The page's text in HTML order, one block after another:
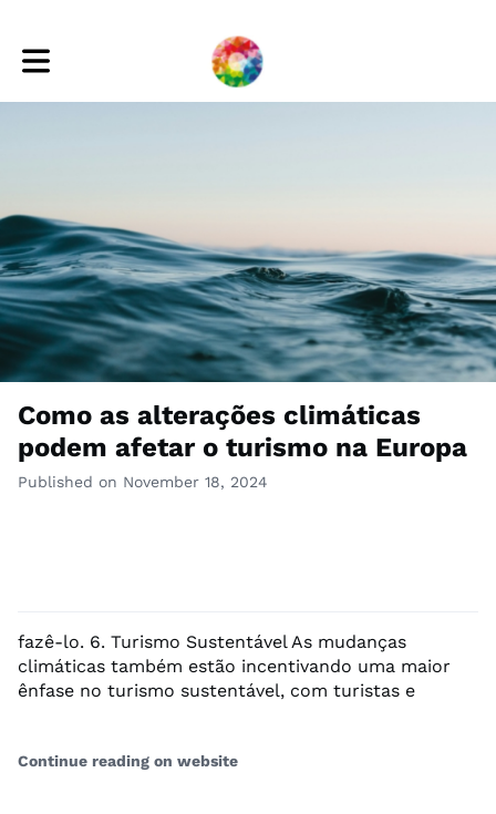
Toggle main navigation
Como as alterações climáticas
podem afetar o turismo na Europa
Published on November 18, 2024
fazê-lo. 6. Turismo Sustentável As mudanças
climáticas também estão incentivando uma maior
ênfase no turismo sustentável, com turistas e
Continue reading on website